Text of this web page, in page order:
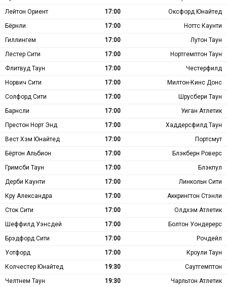
Лейтон Ориент
17:00
Оксфорд Юнайтед
Бёрнли
17:00
Ноттс Каунти
Гиллингем
17:00
Лутон Таун
Лестер Сити
17:00
Нортгемптон Таун
Флитвуд Таун
17:00
Честерфилд
Норвич Сити
17:00
Милтон-Кинс Донс
Солфорд Сити
17:00
Шрусбери Таун
Барнсли
17:00
Уиган Атлетик
Престон Норт Энд
17:00
Хаддерсфилд Таун
Вест Хэм Юнайтед
17:00
Портсмут
Бёртон Альбион
17:00
Блэкберн Роверс
Гримсби Таун
17:00
Блэкпул
Дерби Каунти
17:00
Линкольн Сити
Кру Александра
17:00
Аккрингтон Стэнли
Сток Сити
17:00
Олдхэм Атлетик
Шеффилд Уэнсдей
17:00
Болтон Уондерерс
Брэдфорд Сити
17:00
Рочдейл
Уотфорд
17:00
Кроули Таун
Колчестер Юнайтед
19:30
Саутгемптон
Челтнем Таун
19:30
Чарльтон Атлетик